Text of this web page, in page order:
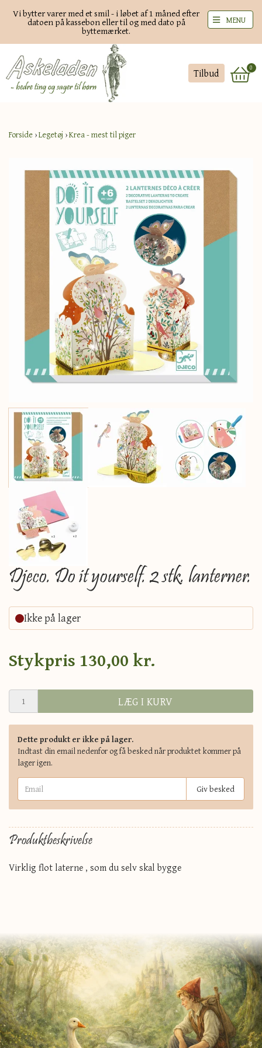
Vi bytter varer med et smil - i løbet af 1 måned efter
datoen på kassebon eller til og med dato på
byttemærket.
Tilbud 0
MENU
Forside ›Legetøj ›Krea - mest til piger
Djeco. Do it yourself. 2 stk. lanterner.
Ikke på lager
Stykpris 130,00 kr.
LÆG I KURV
Dette produkt er ikke på lager.
Indtast din email nedenfor og få besked når produktet kommer på
lager igen.
Giv besked
Produktbeskrivelse
Virklig flot laterne , som du selv skal bygge